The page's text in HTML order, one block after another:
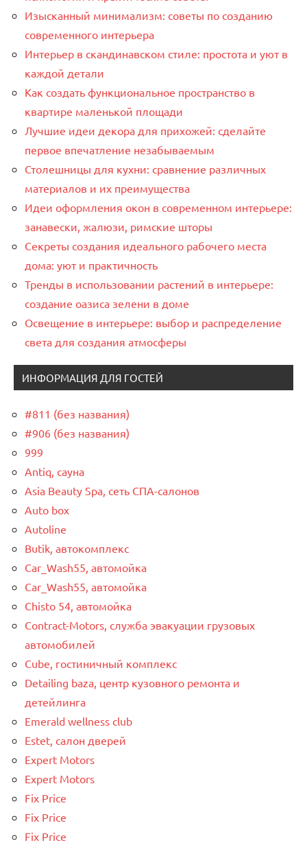
Изысканный минимализм: советы по созданию
современного интерьера
Интерьер в скандинавском стиле: простота и уют в
каждой детали
Как создать функциональное пространство в
квартире маленькой площади
Лучшие идеи декора для прихожей: сделайте
первое впечатление незабываемым
Столешницы для кухни: сравнение различных
материалов и их преимущества
Идеи оформления окон в современном интерьере:
занавески, жалюзи, римские шторы
Секреты создания идеального рабочего места
дома: уют и практичность
Тренды в использовании растений в интерьере:
создание оазиса зелени в доме
Освещение в интерьере: выбор и распределение
света для создания атмосферы
ИНФОРМАЦИЯ ДЛЯ ГОСТЕЙ
#811 (без названия)
#906 (без названия)
999
Antiq, сауна
Asia Beauty Spa, сеть СПА-салонов
Auto box
Autoline
Butik, автокомплекс
Car_Wash55, автомойка
Car_Wash55, автомойка
Chisto 54, автомойка
Contract-Motors, служба эвакуации грузовых
автомобилей
Cube, гостиничный комплекс
Detailing baza, центр кузовного ремонта и
детейлинга
Emerald wellness club
Estet, салон дверей
Expert Motors
Expert Motors
Fix Price
Fix Price
Fix Price